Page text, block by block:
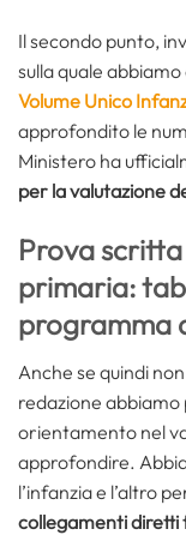
Il secondo punto,
sulla quale
Volume Unico
approfondito le
Ministero ha
per la valutazione
Prova
primaria:
programma
Anche se quindi
redazione
orientamento nel
approfondire.
l’infanzia e l’altro
collegamenti diretti